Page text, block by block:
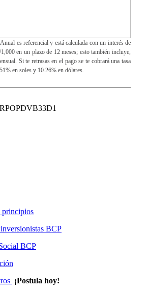
es referencial y está calculada con un interés de
en un plazo de 12 meses; esto también incluye,
Si te retrasas en el pago se te cobrará una tasa
en soles y 10.26% en dólares.
principios
BCP
BCP
¡Postula hoy!